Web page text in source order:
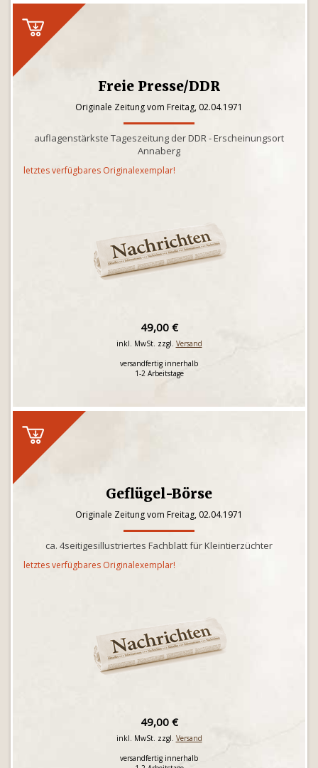
Freie Presse/DDR
Originale Zeitung vom Freitag, 02.04.1971
auflagenstärkste Tageszeitung der DDR - Erscheinungsort
Annaberg
letztes verfügbares Originalexemplar!
49,00 €
inkl. MwSt. zzgl. Versand
versandfertig innerhalb
1-2 Arbeitstage
Geflügel-Börse
Originale Zeitung vom Freitag, 02.04.1971
ca. 4seitigesillustriertes Fachblatt für Kleintierzüchter
letztes verfügbares Originalexemplar!
49,00 €
inkl. MwSt. zzgl. Versand
versandfertig innerhalb